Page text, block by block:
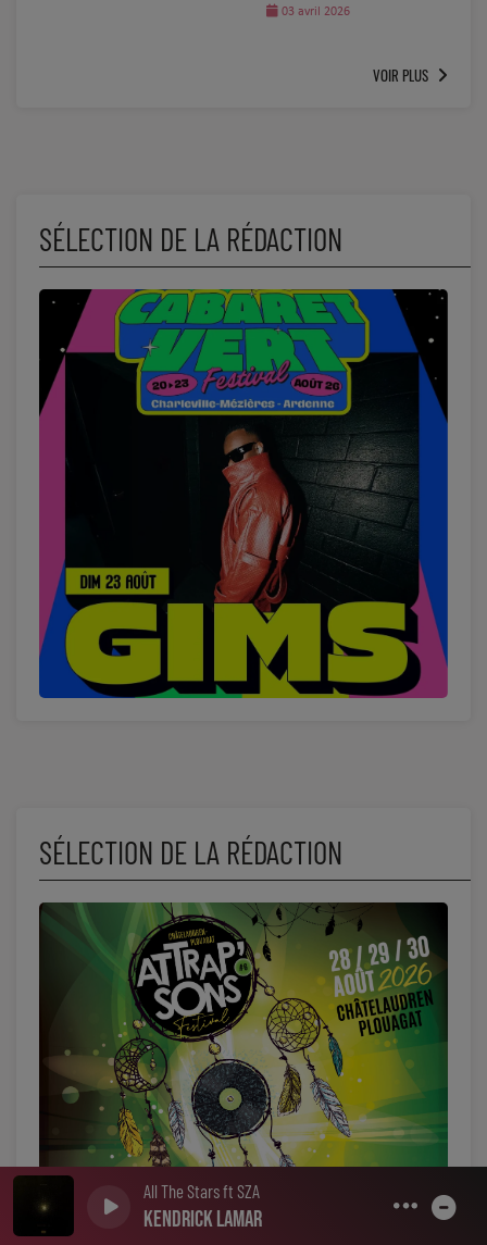
All The Stars ft SZA
Kendrick Lamar
03 avril 2026
VOIR PLUS
SÉLECTION DE LA RÉDACTION
SÉLECTION DE LA RÉDACTION